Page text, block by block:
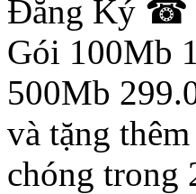
Đăng Ký ☎
Gói 100Mb
500Mb
và tặng
chóng trong